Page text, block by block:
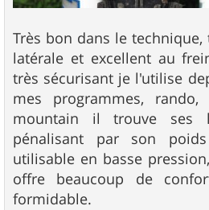
Très bon dans le
latérale et excellent au
très sécurisant je l'utilise
mes programmes,
mountain il trouve ses
pénalisant par son
utilisable en basse
offre beaucoup de
formidable.